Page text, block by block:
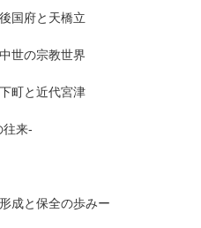
国府と天橋立
世の宗教世界
町と近代宮津
来-
と保全の歩みー